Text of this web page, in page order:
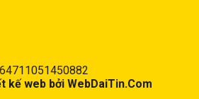
kế web bởi WebDaiTin.Com